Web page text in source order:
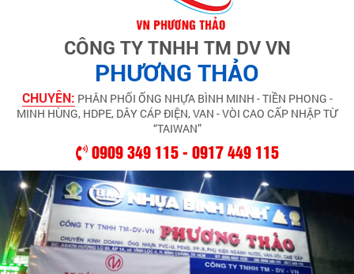
CÔNG TY TNHH TM DV VN
PHƯƠNG THẢO
CHUYÊN: PHÂN PHỐI ỐNG NHỰA BÌNH MINH - TIỀN PHONG -
MINH HÙNG, HDPE, DÂY CÁP ĐIỆN, VAN - VÒI CAO CẤP NHẬP TỪ
“TAIWAN”
0909 349 115 - 0917 449 115